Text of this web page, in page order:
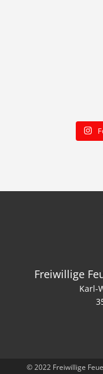
Freiwillige
Karl-
© 2022 Freiwillige